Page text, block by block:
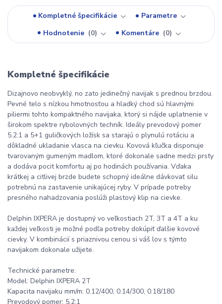
Kompletné špecifikácie
Parametre
Hodnotenie
0 Komentáre 0
Kompletné špecifikácie
Dizajnovo neobvyklý, no zato jedinečný navijak s prednou brzdou.
Pevné telo s nízkou hmotnosťou a hladký chod sú hlavnými
piliermi tohto kompaktného navijaka, ktorý si nájde uplatnenie v
širokom spektre rybolovných techník. Ideály prevodový pomer
5.2:1 a 5+1 guličkových ložísk sa starajú o plynulú rotáciu a
dôkladné ukladanie vlasca na cievku. Kovová kľučka disponuje
tvarovaným gumeným madlom, ktoré dokonale sadne medzi prsty
a dodáva pocit komfortu aj po hodinách používania. Vďaka
krátkej a citlivej brzde budete schopný ideálne dávkovať silu
potrebnú na zastavenie unikajúcej ryby. V prípade potreby
presného nahadzovania poslúži plastový klip na cievke.
Delphin IXPERA je dostupný vo veľkostiach 2T, 3T a 4T a ku
každej veľkosti je možné podľa potreby dokúpiť ďalšie kovové
cievky. V kombinácií s priaznivou cenou si váš lov s týmto
navijakom dokonale užijete.
Technické parametre:
Model: Delphin IXPERA 2T
Kapacita navijaku mm/m: 0.12/400, 0.14/300, 0.18/180
Prevodový pomer: 5.2:1